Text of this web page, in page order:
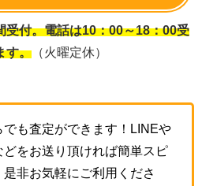
付。電話は10：00～18：00受
す。 （火曜定休）
も査定ができます！LINEや
どをお送り頂ければ簡単スピ
非お気軽にご利用くださ